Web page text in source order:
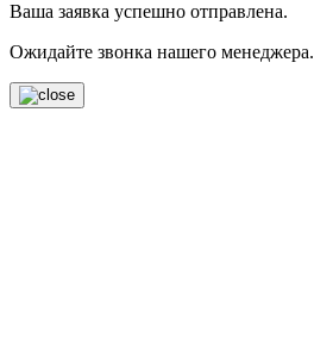
Ваша заявка успешно отправлена.
Ожидайте звонка нашего менеджера.